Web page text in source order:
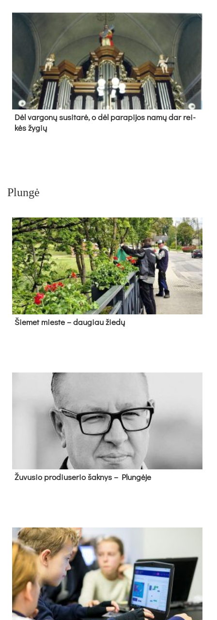
Dėl var­go­nų su­si­ta­rė, o dėl pa­ra­pi­jos na­mų dar rei­
kės žy­gių
Plungė
Šie­met mies­te – dau­giau žie­dų
Žu­vu­sio pro­diu­se­rio šak­nys – Plun­gė­je